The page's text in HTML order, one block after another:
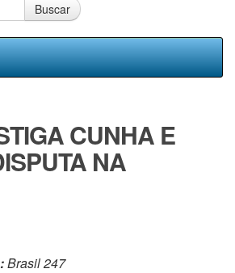
Buscar
CUNHA E
NA
Brasil 247